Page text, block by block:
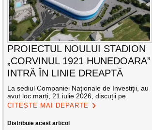
PROIECTUL NOULUI STADION
„CORVINUL 1921 HUNEDOARA”
INTRĂ ÎN LINIE DREAPTĂ
La sediul Companiei Naţionale de Investiţii, au
avut loc marți, 21 iulie 2026, discuții pe
CITEȘTE MAI DEPARTE
Distribuie acest articol